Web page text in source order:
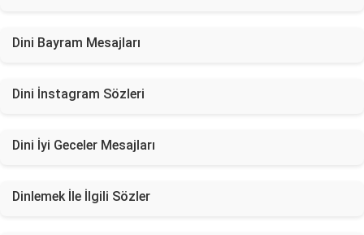
Dini Bayram Mesajları
Dini İnstagram Sözleri
Dini İyi Geceler Mesajları
Dinlemek İle İlgili Sözler